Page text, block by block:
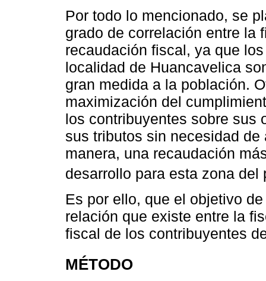
Por todo lo mencionado, se
grado de correlación entre la
recaudación fiscal, ya que
localidad de Huancavelica
gran medida a la población.
maximización del
los contribuyentes sobre sus
sus tributos sin necesidad
manera, una recaudación
desarrollo para esta zona del
Es por ello, que el objetivo
relación que existe entre la
fiscal de los contribuyentes
MÉTODO